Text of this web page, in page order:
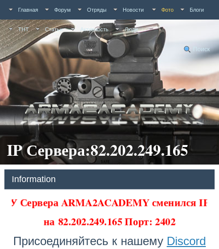
Главная Форум Отряды Новости Фото Блоги
ТНТ Статьи Активность Люди
Поиск
IP Сервера:82.202.249.165
Information
У Сервера ARMA2ACADEMY сменился IP
на82.202.249.165 Порт: 2402
Присоединяйтесь к нашему Discord